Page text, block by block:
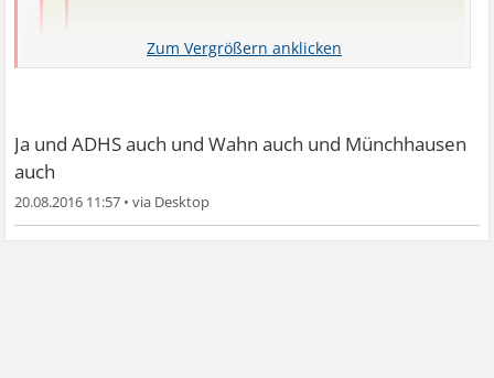
Hypersexualität ist ein psychologisches thema siehe
wikipedia
Ja und ADHS auch und Wahn auch und Münchhausen
auch
20.08.2016 11:57 •